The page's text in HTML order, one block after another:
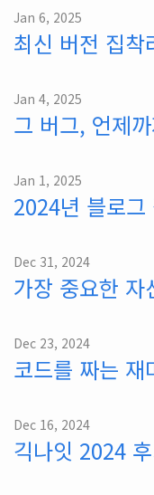
Jan 6, 2025
최신 버전 집착
Jan 4, 2025
그 버그, 언제
Jan 1, 2025
2024년 블로그
Dec 31, 2024
가장 중요한 자
Dec 23, 2024
코드를 짜는 재
Dec 16, 2024
긱나잇 2024